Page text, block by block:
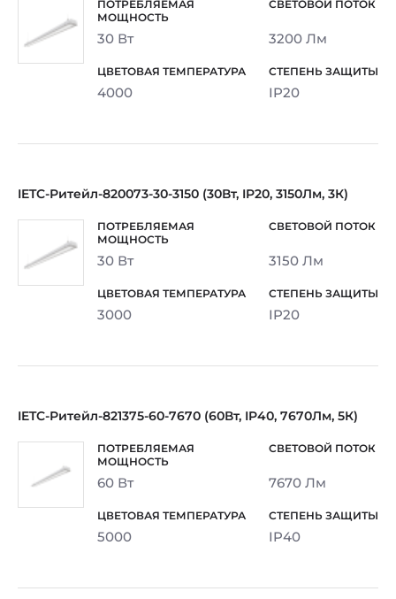
30 Вт 3200 Лм
4000 IP20
IETC-Ритейл-820073-30-3150 (30Вт, IP20, 3150Лм, 3К)
30 Вт 3150 Лм
3000 IP20
IETC-Ритейл-821375-60-7670 (60Вт, IP40, 7670Лм, 5К)
60 Вт 7670 Лм
5000 IP40